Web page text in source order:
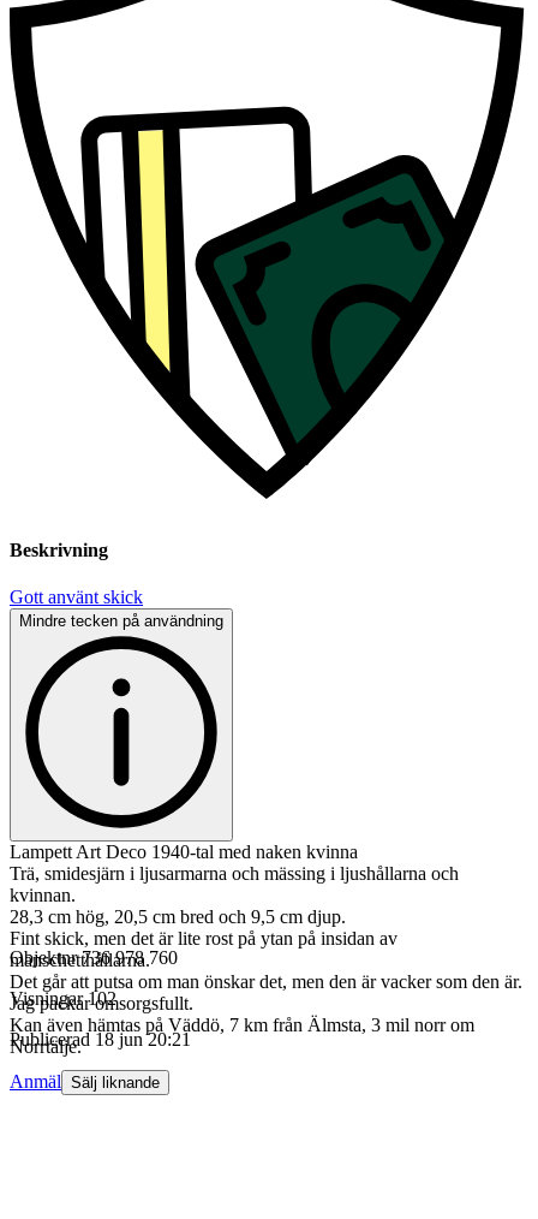
Beskrivning
Gott använt skick
Mindre tecken på användning
Lampett Art Deco 1940-tal med naken kvinna
Trä, smidesjärn i ljusarmarna och mässing i ljushållarna och
kvinnan.
28,3 cm hög, 20,5 cm bred och 9,5 cm djup.
Fint skick, men det är lite rost på ytan på insidan av
manschetthållarna.
Det går att putsa om man önskar det, men den är vacker som den är.
Jag packar omsorgsfullt.
Kan även hämtas på Väddö, 7 km från Älmsta, 3 mil norr om
Norrtälje.
Objektnr 736 978 760
Visningar 102
Publicerad 18 jun 20:21
Anmäl Sälj liknande